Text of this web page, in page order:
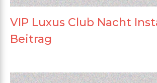
VIP Luxus Club Nacht
Beitrag